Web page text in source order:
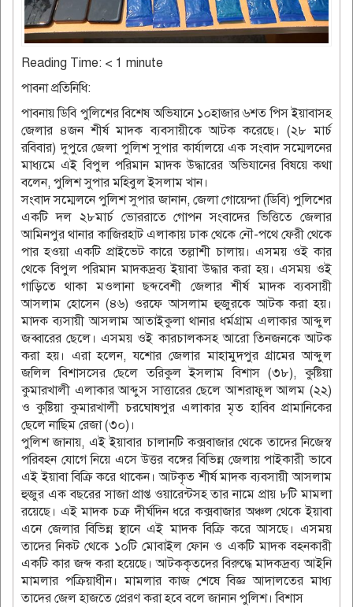
Reading Time: < 1 minute
পাবনা প্রতিনিধি:
পাবনায় ডিবি পুলিশের বিশেষ অভিযানে ১০হাজার ৬শত পিস ইয়াবাসহ
জেলার ৪জন শীর্ষ মাদক ব্যবসায়ীকে আটক করেছে। (২৮ মার্চ
রবিবার) দুপুরে জেলা পুলিশ সুপার কার্যালয়ে এক সংবাদ সম্মেলনের
মাধ্যমে এই বিপুল পরিমান মাদক উদ্ধারের অভিযানের বিষয়ে কথা
বলেন, পুলিশ সুপার মহিবুল ইসলাম খান।
সংবাদ সম্মেলনে পুলিশ সুপার জানান, জেলা গোয়েন্দা (ডিবি) পুলিশের
একটি দল ২৮মার্চ ভোররাতে গোপন সংবাদের ভিত্তিতে জেলার
আমিনপুর থানার কাজিরহাট এলাকায় ঢাক থেকে নৌ-পথে ফেরী থেকে
পার হওয়া একটি প্রাইভেট কারে তল্লাশী চালায়। এসময় ওই কার
থেকে বিপুল পরিমান মাদকদ্রব্য ইয়াবা উদ্ধার করা হয়। এসময় ওই
গাড়িতে থাকা মওলানা ছব্দবেশী জেলার শীর্ষ মাদক ব্যবসায়ী
আসলাম হোসেন (৪৬) ওরফে আসলাম হুজুরকে আটক করা হয়।
মাদক ব্যসায়ী আসলাম আতাইকুলা থানার ধর্মগ্রাম এলাকার আব্দুল
জব্বারের ছেলে। এসময় ওই কারচালকসহ আরো তিনজনকে আটক
করা হয়। এরা হলেন, যশোর জেলার মাহামুদপুর গ্রামের আব্দুল
জলিল বিশাসসের ছেলে তরিকুল ইসলাম বিশাস (৩৮), কুষ্টিয়া
কুমারখালী এলাকার আব্দুস সাত্তারের ছেলে আশরাফুল আলম (২২)
ও কুষ্টিয়া কুমারখালী চরঘোষপুর এলাকার মৃত হাবিব প্রামানিকের
ছেলে নাছিম রেজা (৩০)।
পুলিশ জানায়, এই ইয়াবার চালানটি কক্সবাজার থেকে তাদের নিজেস্ব
পরিবহন যোগে নিয়ে এসে উত্তর বঙ্গের বিভিন্ন জেলায় পাইকারী ভাবে
এই ইয়াবা বিক্রি করে থাকেন। আটকৃত শীর্ষ মাদক ব্যবসায়ী আসলাম
হুজুর এক বছরের সাজা প্রাপ্ত ওয়ারেন্টসহ তার নামে প্রায় ৮টি মামলা
রয়েছে। এই মাদক চক্র দীর্ঘদিন ধরে কক্সবাজার অঞ্চল থেকে ইয়াবা
এনে জেলার বিভিন্ন স্থানে এই মাদক বিক্রি করে আসছে। এসময়
তাদের নিকট থেকে ১০টি মোবাইল ফোন ও একটি মাদক বহনকারী
একটি কার জব্দ করা হয়েছে। আটককৃতদের বিরুদ্ধে মাদকদ্রব্য আইনি
মামলার পক্রিয়াধীন। মামলার কাজ শেষে বিজ্ঞ আদালতের মাধ্য
তাদের জেল হাজতে প্রেরণ করা হবে বলে জানান পুলিশ। বিশাস